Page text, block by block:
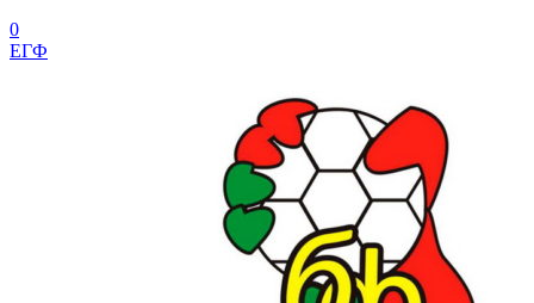
0
ЕГФ